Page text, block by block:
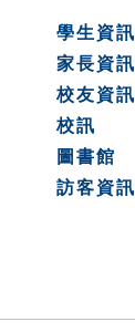
學生資訊
家長資訊
校友資訊
校訊
圖書館
訪客資訊